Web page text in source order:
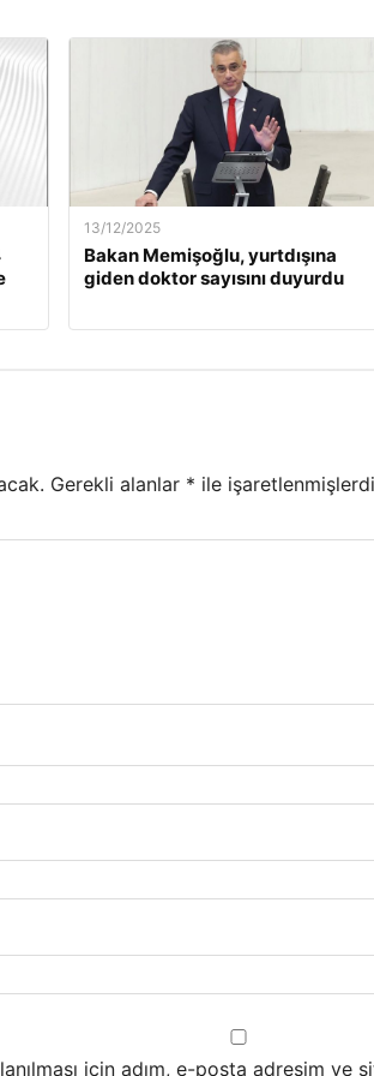
13/12/2025
Bakan Memişoğlu, yurtdışına
giden doktor sayısını duyurdu
Gerekli alanlar * ile
için adım, e-posta adresim ve